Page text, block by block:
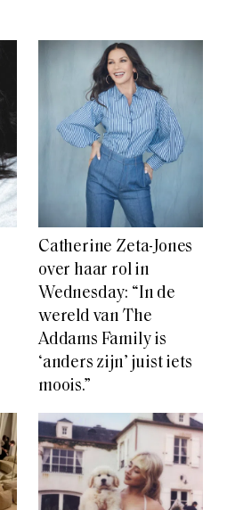
Catherine Zeta-Jones
over haar rol in
Wednesday: “In de
wereld van The
Addams Family is
‘anders zijn’ juist iets
moois.”